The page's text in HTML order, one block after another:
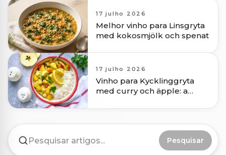
17 julho 2026
Melhor vinho para Linsgryta
med kokosmjölk och spenat
17 julho 2026
Vinho para Kycklinggryta
med curry och äpple: a
Pesquisar